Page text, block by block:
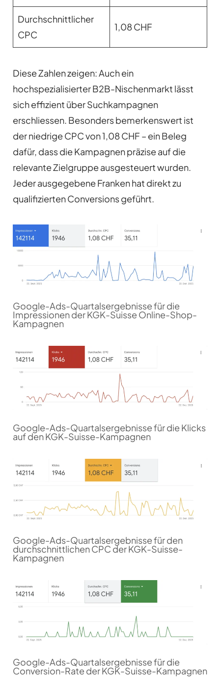
Durchschnittlicher
CPC
1,08 CHF
Diese Zahlen zeigen: Auch ein
hochspezialisierter B2B-Nischenmarkt lässt
sich effizient über Suchkampagnen
erschliessen. Besonders bemerkenswert ist
der niedrige CPC von 1,08 CHF – ein Beleg
dafür, dass die Kampagnen präzise auf die
relevante Zielgruppe ausgesteuert wurden.
Jeder ausgegebene Franken hat direkt zu
qualifizierten Conversions geführt.
Google-Ads-Quartalsergebnisse für die
Impressionen der KGK-Suisse Online-Shop-
Kampagnen
Google-Ads-Quartalsergebnisse für die Klicks
auf den KGK-Suisse-Kampagnen
Google-Ads-Quartalsergebnisse für den
durchschnittlichen CPC der KGK-Suisse-
Kampagnen
Google-Ads-Quartalsergebnisse für die
Conversion-Rate der KGK-Suisse-Kampagnen